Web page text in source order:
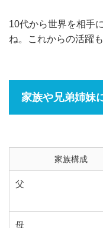
10代から世界を相手
ね。これからの活躍
家族や兄弟姉妹
家族構成
父
母